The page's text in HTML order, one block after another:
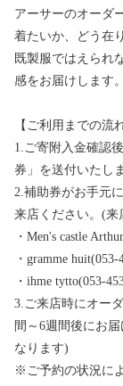
アーサーのオーダ
着たいか、どう在
既製服ではえられ
感をお届けします。
【ご利用までの流
1.ご寄附入金確認
券」を送付いたし
2.補助券がお手元
来店ください。(来
・Men's castle
・gramme huit(053-
・ihme tytto(053-
3.ご来店時にオー
間～6週間後にお
なります)
※ご予約の状況に